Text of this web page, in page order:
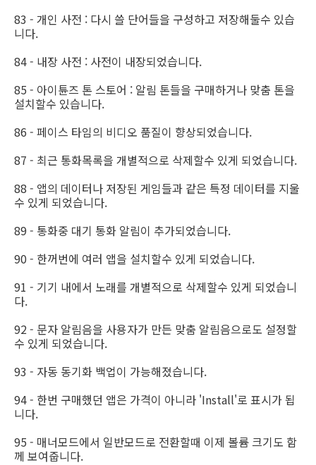
83 - 개인 사전 : 다시 쓸 단어들을 구성하고 저장해둘수 있습
니다.
84 - 내장 사전 : 사전이 내장되었습니다.
85 - 아이튠즈 톤 스토어 : 알림 톤들을 구매하거나 맞춤 톤을
설치할수 있습니다.
86 - 페이스 타임의 비디오 품질이 향상되었습니다.
87 - 최근 통화목록을 개별적으로 삭제할수 있게 되었습니다.
88 - 앱의 데이터나 저장된 게임들과 같은 특정 데이터를 지울
수 있게 되었습니다.
89 - 통화중 대기 통화 알림이 추가되었습니다.
90 - 한꺼번에 여러 앱을 설치할수 있게 되었습니다.
91 - 기기 내에서 노래를 개별적으로 삭제할수 있게 되었습니
다.
92 - 문자 알림음을 사용자가 만든 맞춤 알림음으로도 설정할
수 있게 되었습니다.
93 - 자동 동기화 백업이 가능해졌습니다.
94 - 한번 구매했던 앱은 가격이 아니라 'Install'로 표시가 됩
니다.
95 - 매너모드에서 일반모드로 전환할때 이제 볼륨 크기도 함
께 보여줍니다.